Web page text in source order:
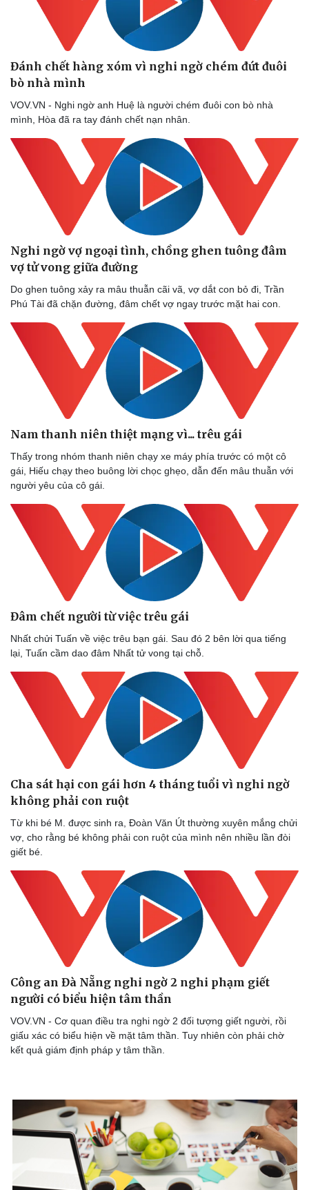
Doanh nghiệp
Thông tin doanh nghiệp
Doanh nghiệp 24h
Doanh nhân
Vì cộng đồng
Công nghệ
Sành điệu
Tin Công nghệ
Trải nghiệm
Chuyển đổi số
Sức khỏe
Dinh dưỡng - món ngon
Cây thuốc
Sản phụ khoa
Nhi khoa
Nam khoa
Phòng mạch online
Ăn sạch sống khỏe
Đời sống
Nhà đẹp
Blog
Tình yêu - Gia đình
Đánh chết hàng xóm vì nghi ngờ chém đứt đuôi
bò nhà mình
VOV.VN - Nghi ngờ anh Huệ là người chém đuôi con bò nhà
mình, Hòa đã ra tay đánh chết nạn nhân.
Nghi ngờ vợ ngoại tình, chồng ghen tuông đâm
vợ tử vong giữa đường
Do ghen tuông xảy ra mâu thuẫn cãi vã, vợ dắt con bỏ đi, Trần
Phú Tài đã chặn đường, đâm chết vợ ngay trước mặt hai con.
Nam thanh niên thiệt mạng vì... trêu gái
Thấy trong nhóm thanh niên chạy xe máy phía trước có một cô
gái, Hiếu chạy theo buông lời chọc ghẹo, dẫn đến mâu thuẫn với
người yêu của cô gái.
Đâm chết người từ việc trêu gái
Nhất chửi Tuấn về việc trêu bạn gái. Sau đó 2 bên lời qua tiếng
lại, Tuấn cầm dao đâm Nhất tử vong tại chỗ.
Cha sát hại con gái hơn 4 tháng tuổi vì nghi ngờ
không phải con ruột
Từ khi bé M. được sinh ra, Đoàn Văn Út thường xuyên mắng chửi
vợ, cho rằng bé không phải con ruột của mình nên nhiều lần đòi
giết bé.
Công an Đà Nẵng nghi ngờ 2 nghi phạm giết
người có biểu hiện tâm thần
VOV.VN - Cơ quan điều tra nghi ngờ 2 đối tượng giết người, rồi
giấu xác có biểu hiện về mặt tâm thần. Tuy nhiên còn phải chờ
kết quả giám định pháp y tâm thần.